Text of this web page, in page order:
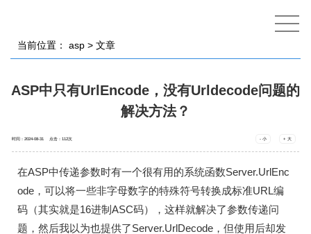
当前位置： asp > 文章
ASP中只有UrlEncode，没有Urldecode问题的
解决方法？
时间：2024-08-31 点击：112次 - 小 + 大
在ASP中传递参数时有一个很有用的系统函数Server.UrlEnc
ode，可以将一些非字母数字的特殊符号转换成标准URL编
码（其实就是16进制ASC码），这样就解决了参数传递问
题，然后我以为也提供了Server.UrlDecode，但使用后却发